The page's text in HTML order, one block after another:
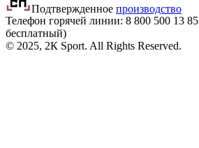
Подтвержденное производство
Телефон горячей линии: 8 800 500 13 85
бесплатный)
© 2025, 2К Sport. All Rights Reserved.